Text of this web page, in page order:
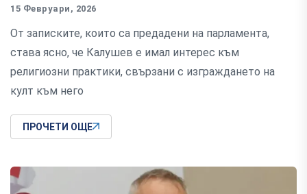
15 Февруари, 2026
От записките, които са предадени на парламента,
става ясно, че Калушев е имал интерес към
религиозни практики, свързани с изграждането на
култ към него
ПРОЧЕТИ ОЩЕ